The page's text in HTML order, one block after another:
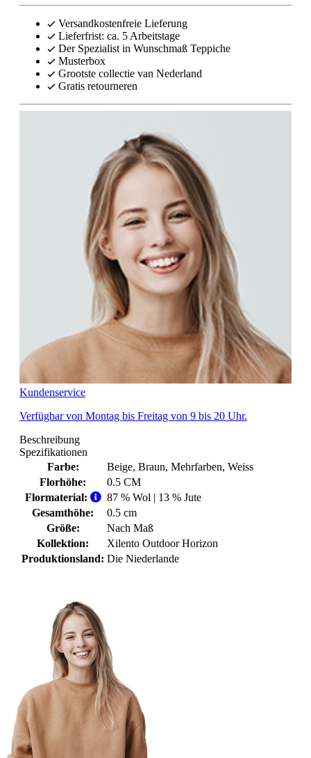
Versandkostenfreie Lieferung
Lieferfrist: ca. 5 Arbeitstage
Der Spezialist in Wunschmaß Teppiche
Musterbox
Grootste collectie van Nederland
Gratis retourneren
Kundenservice
Verfügbar von Montag bis Freitag von 9 bis 20 Uhr.
Beschreibung
Spezifikationen
Farbe:
Beige, Braun, Mehrfarben, Weiss
Florhöhe:
0.5 CM
Flormaterial:
87 % Wol | 13 % Jute
Gesamthöhe:
0.5 cm
Größe:
Nach Maß
Kollektion:
Xilento Outdoor Horizon
Produktionsland: Die Niederlande